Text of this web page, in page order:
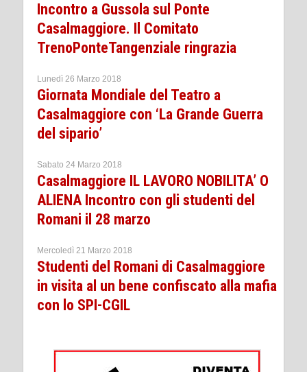
Incontro a Gussola sul Ponte
Casalmaggiore. Il Comitato
TrenoPonteTangenziale ringrazia
Lunedì 26 Marzo 2018
Giornata Mondiale del Teatro a
Casalmaggiore con ‘La Grande Guerra
del sipario’
Sabato 24 Marzo 2018
Casalmaggiore IL LAVORO NOBILITA’ O
ALIENA Incontro con gli studenti del
Romani il 28 marzo
Mercoledì 21 Marzo 2018
Studenti del Romani di Casalmaggiore
in visita al un bene confiscato alla mafia
con lo SPI-CGIL